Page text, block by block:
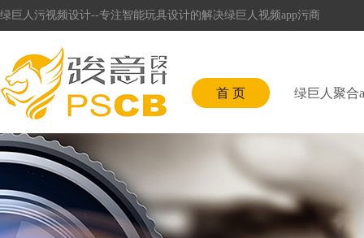
绿巨人污视频设计--专注智能玩具设计的解决绿巨人视频app污商
首 页 绿巨人聚合